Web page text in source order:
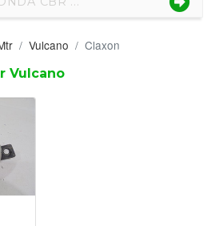
Vulcano Claxon
Vulcano